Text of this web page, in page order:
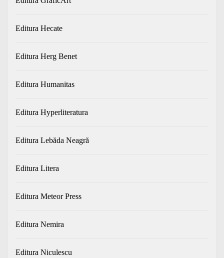
Editura Hecate
Editura Herg Benet
Editura Humanitas
Editura Hyperliteratura
Editura Lebăda Neagră
Editura Litera
Editura Meteor Press
Editura Nemira
Editura Niculescu